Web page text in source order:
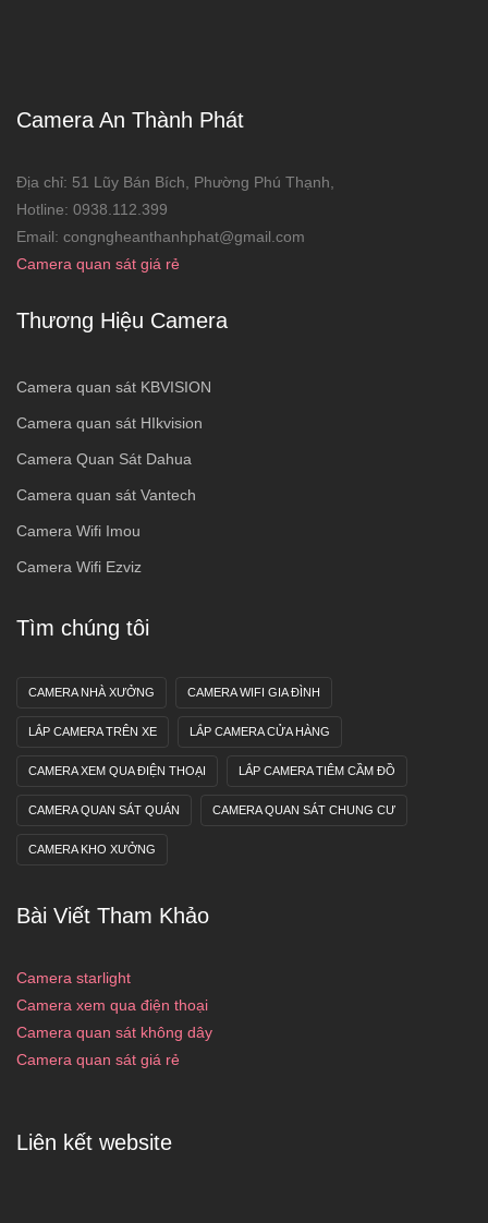
Camera An Thành Phát
Địa chỉ: 51 Lũy Bán Bích, Phường Phú Thạnh,
Hotline: 0938.112.399
Email: congngheanthanhphat@gmail.com
Camera quan sát giá rẻ
Thương Hiệu Camera
Camera quan sát KBVISION
Camera quan sát HIkvision
Camera Quan Sát Dahua
Camera quan sát Vantech
Camera Wifi Imou
Camera Wifi Ezviz
Tìm chúng tôi
CAMERA NHÀ XƯỞNG CAMERA WIFI GIA ĐÌNH
LẮP CAMERA TRÊN XE LẮP CAMERA CỬA HÀNG
CAMERA XEM QUA ĐIỆN THOẠI LẮP CAMERA TIÊM CẦM ĐỒ
CAMERA QUAN SÁT QUÁN CAMERA QUAN SÁT CHUNG CƯ
CAMERA KHO XƯỞNG
Bài Viết Tham Khảo
Camera starlight
Camera xem qua điện thoại
Camera quan sát không dây
Camera quan sát giá rẻ
Liên kết website